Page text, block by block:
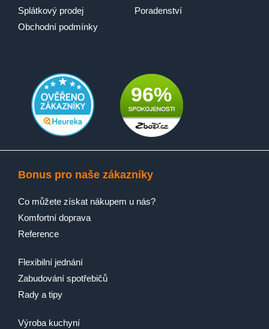
Splátkový prodej
Obchodní podmínky
Poradenství
96%
Bonus pro naše zákazníky
Co můžete získat nákupem u nás?
Komfortní doprava
Reference
Flexibilní jednání
Zabudování spotřebičů
Rady a tipy
Výroba kuchyní